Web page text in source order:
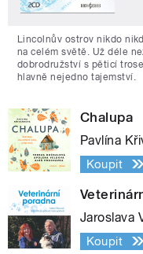
Lincolnův ostrov nikdo
na celém světě. Už déle
dobrodružství s pěticí
hlavně nejedno tajemství.
Chalupa
Pavlína
Koupit
Jaroslava
Koupit